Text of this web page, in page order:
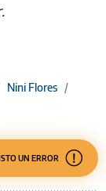
Nini Flores /
UN ERROR